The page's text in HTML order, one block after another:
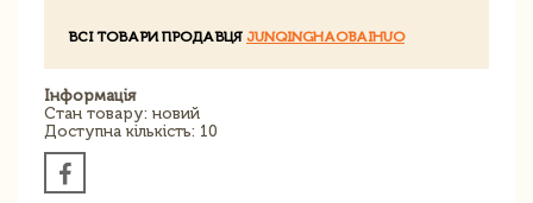
ВСІ ТОВАРИ ПРОДАВЦЯ JUNQINGHAOBAIHUO
Інформація
Стан товару: новий
Доступна кількість: 10